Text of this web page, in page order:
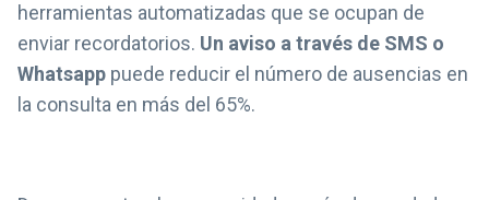
herramientas automatizadas que se ocupan de
enviar recordatorios. Un aviso a través de SMS o
Whatsapp puede reducir el número de ausencias en
la consulta en más del 65%.